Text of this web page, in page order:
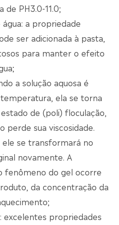
PH3.0-11.0;
a propriedade
ser adicionada à pasta,
para manter o efeito
a solução aquosa é
ela se torna
de (poli) floculação,
perde sua viscosidade.
ele se transformará no
novamente. A
fenômeno do gel ocorre
da concentração da
excelentes propriedades